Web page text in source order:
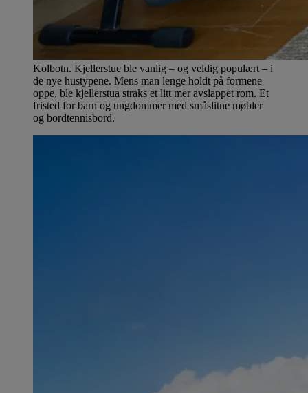
Kolbotn. Kjellerstue ble vanlig – og veldig populært – i
de nye hustypene. Mens man lenge holdt på formene
oppe, ble kjellerstua straks et litt mer avslappet rom. Et
fristed for barn og ungdommer med småslitne møbler
og bordtennisbord.